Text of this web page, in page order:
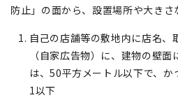
防止」の面から、設置場所や大きさ
自己の店舗等の敷地内に店名、
（自家広告物）に、建物の壁
は、50平方メートル以下で、
1以下